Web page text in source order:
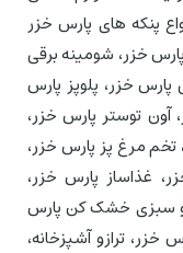
پنکه های پارس خزر
خزر، شومینه برقی
خزر، پلوپز پارس
آون توستر پارس خزر،
تخم مرغ پز پارس خزر،
غذاساز پارس خزر،
و سبزی خشک کن پارس
ترازو آشپزخانه،